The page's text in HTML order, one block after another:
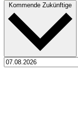
Kommende Zukünftige